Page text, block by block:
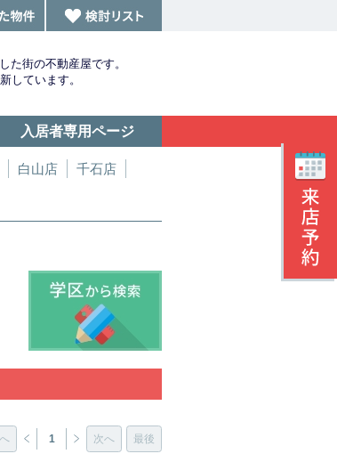
た街の不動産屋です。
しています。
入居者専用ページ
白山店
千石店
1 次へ 最後